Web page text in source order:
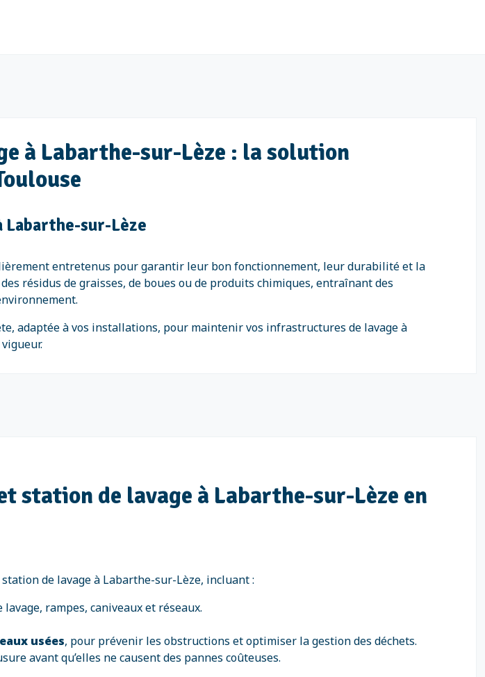
à Labarthe-sur-Lèze : la solution
Labarthe-sur-Lèze
entretenus pour garantir leur bon fonctionnement, leur durabilité et la
résidus de graisses, de boues ou de produits chimiques, entraînant des
adaptée à vos installations, pour maintenir vos infrastructures de lavage à
de lavage à Labarthe-sur-Lèze en
de lavage à Labarthe-sur-Lèze, incluant :
lavage, rampes, caniveaux et réseaux.
usées, pour prévenir les obstructions et optimiser la gestion des déchets.
avant qu’elles ne causent des pannes coûteuses.